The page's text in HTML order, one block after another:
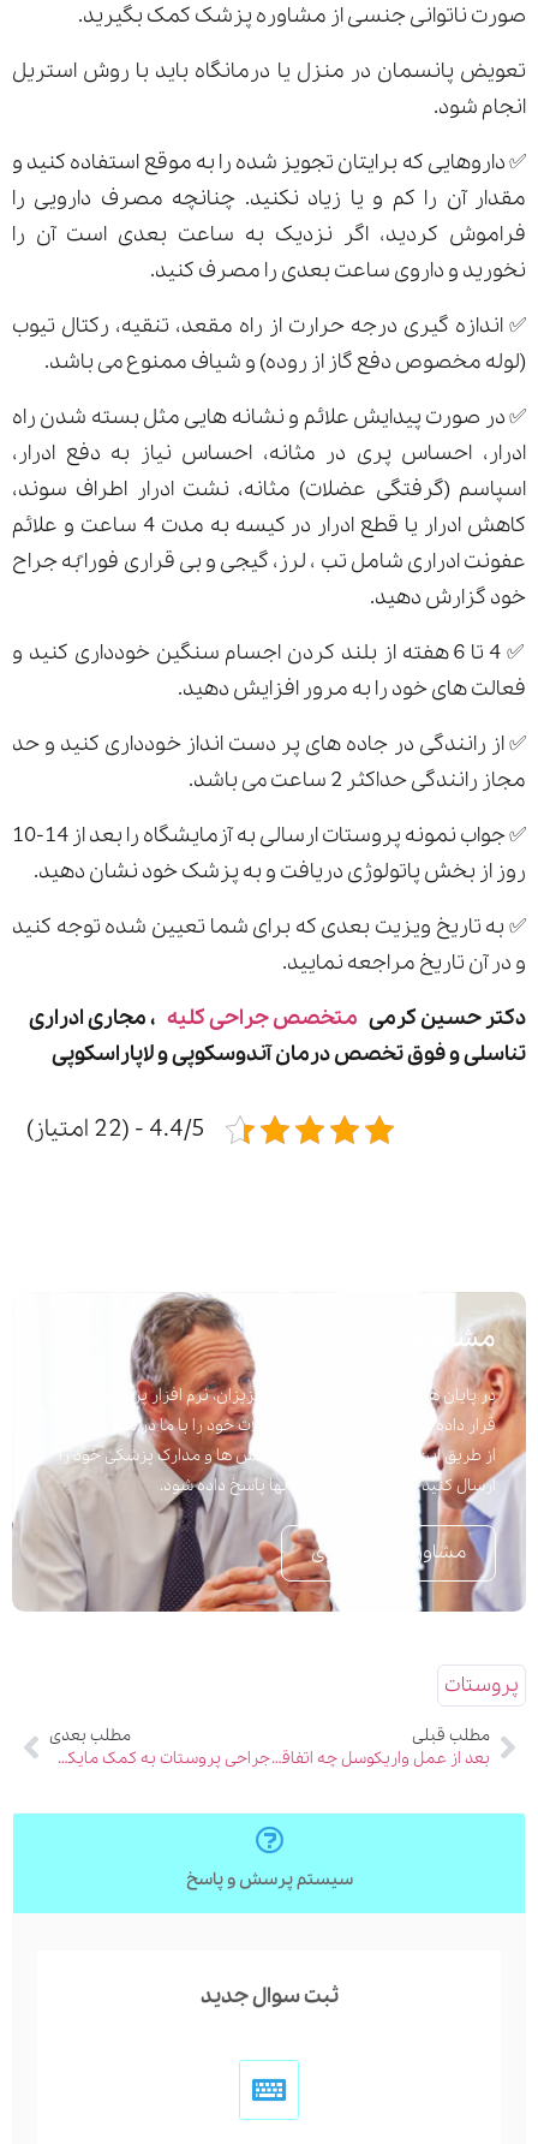
صورت ناتوانی جنسی از مشاوره پزشک کمک بگیرید.
تعویض پانسمان در منزل یا درمانگاه باید با روش استریل
انجام شود.
✅ داروهایی که برایتان تجویز شده را به موقع استفاده کنید و
مقدار آن را کم و یا زیاد نکنید. چنانچه مصرف دارویی را
فراموش کردید، اگر نزدیک به ساعت بعدی است آن را
نخورید و داروی ساعت بعدی را مصرف کنید.
✅ اندازه گیری درجه حرارت از راه مقعد، تنقیه، رکتال تیوب
(لوله مخصوص دفع گاز از روده) و شیاف ممنوع می باشد.
✅ در صورت پیدایش علائم و نشانه هایی مثل بسته شدن راه
ادرار، احساس پری در مثانه، احساس نیاز به دفع ادرار،
اسپاسم (گرفتگی عضلات) مثانه، نشت ادرار اطراف سوند،
کاهش ادرار یا قطع ادرار در کیسه به مدت 4 ساعت و علائم
عفونت ادراری شامل تب ، لرز، گیجی و بی قراری فورا ًبه جراح
خود گزارش دهید.
✅ 4 تا 6 هفته از بلند کردن اجسام سنگین خودداری کنید و
فعالت های خود را به مرور افزایش دهید.
✅ از رانندگی در جاده های پر دست انداز خودداری کنید و حد
مجاز رانندگی حداکثر 2 ساعت می باشد.
✅ جواب نمونه پروستات ارسالی به آزمایشگاه را بعد از 14-10
روز از بخش پاتولوژی دریافت و به پزشک خود نشان دهید.
✅ به تاریخ ویزیت بعدی که برای شما تعیین شده توجه کنید
و در آن تاریخ مراجعه نمایید.
دکتر حسین کرمی متخصص جراحی کلیه ، مجاری ادراری
تناسلی و فوق تخصص درمان آندوسکوپی و لاپاراسکوپی
4.4/5 - (22 امتیاز)
مشاوره پزشکی
در پایان هر مقاله برای راحتی شما عزیزان، نرم افزار پرسش و پاسخ
قرار داده شده است تا به راحتی سوالات خود را با ما در میان بگذارید.
از طریق این نرم افزار می توانید پرسش ها و مدارک پزشکی خود را
ارسال کنید تا در اسرع وقت به آنها پاسخ داده شود.
مشاوره تلفنی فوری
پروستات
مطلب قبلی
بعد از عمل واریکوسل چه اتفاقی می افتد؟
مطلب بعدی
جراحی پروستات به کمک مایکروسافت
سیستم پرسش و پاسخ
ثبت سوال جدید